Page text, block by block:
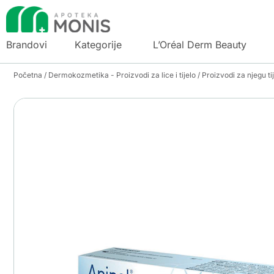
Brandovi Kategorije L’Oréal Derm Beauty
Početna / Dermokozmetika - Proizvodi za lice i tijelo / Proizvodi za njegu